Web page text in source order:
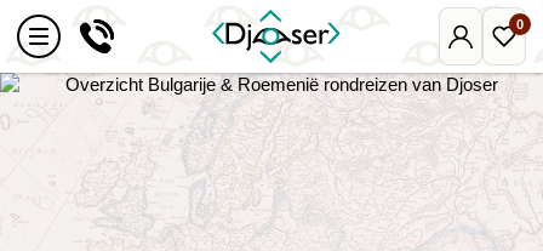
Mijn
Djoser
0